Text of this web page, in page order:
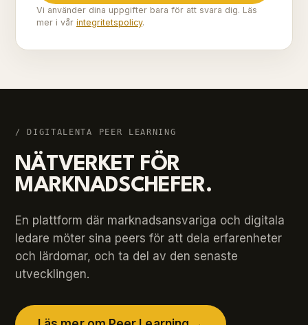
Vi använder dina uppgifter bara för att svara dig. Läs
mer i vår integritetspolicy.
/ DIGITALENTA PEER LEARNING
NÄTVERKET FÖR
MARKNADSCHEFER.
En plattform där marknadsansvariga och digitala
ledare möter sina peers för att dela erfarenheter
och lärdomar, och ta del av den senaste
utvecklingen.